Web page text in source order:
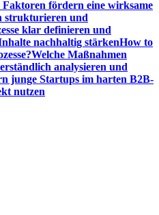
Faktoren fördern eine wirksame
strukturieren und
klar definieren und
nachhaltig stärkenHow to
Welche Maßnahmen
analysieren und
junge Startups im harten B2B-
nutzen